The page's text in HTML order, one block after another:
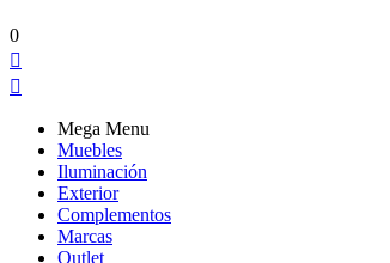
0


Mega Menu
Muebles
Iluminación
Exterior
Complementos
Marcas
Outlet